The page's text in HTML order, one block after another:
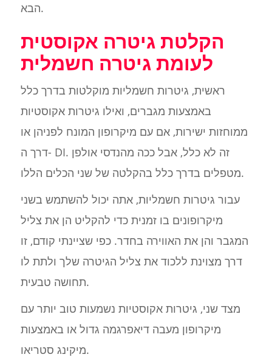
הבא.
הקלטת גיטרה אקוסטית
לעומת גיטרה חשמלית
ראשית, גיטרות חשמליות מוקלטות בדרך כלל
באמצעות מגברים, ואילו גיטרות אקוסטיות
ממוחזות ישירות, אם עם מיקרופון המונח לפניהן או
דרך ה- DI. זה לא כלל, אבל ככה מהנדסי אולפן
מטפלים בדרך כלל בהקלטה של שני הכלים הללו.
עבור גיטרות חשמליות, אתה יכול להשתמש בשני
מיקרופונים בו זמנית כדי להקליט הן את צליל
המגבר והן את האווירה בחדר. כפי שציינתי קודם, זו
דרך מצוינת ללכוד את צליל הגיטרה שלך ולתת לו
תחושה טבעית.
מצד שני, גיטרות אקוסטיות נשמעות טוב יותר עם
מיקרופון מעבה דיאפרגמה גדול או באמצעות
מיקינג סטריאו.